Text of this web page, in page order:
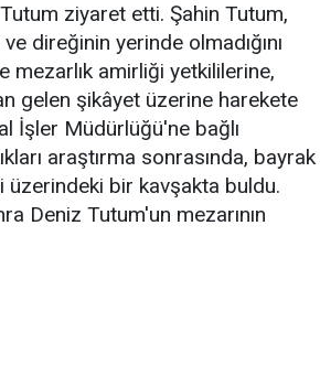
ziyaret etti. Şahin Tutum,
direğinin yerinde olmadığını
mezarlık amirliği yetkililerine,
gelen şikâyet üzerine harekete
İşler Müdürlüğü'ne bağlı
araştırma sonrasında, bayrak
bir kavşakta buldu.
Deniz Tutum'un mezarının